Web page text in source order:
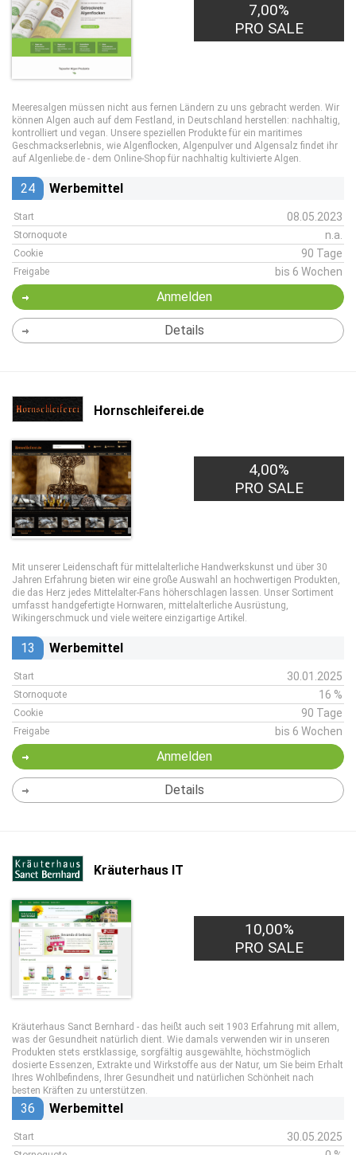
7,00%
PRO SALE
Meeresalgen müssen nicht aus fernen Ländern zu uns gebracht werden. Wir
können Algen auch auf dem Festland, in Deutschland herstellen: nachhaltig,
kontrolliert und vegan. Unsere speziellen Produkte für ein maritimes
Geschmackserlebnis, wie Algenflocken, Algenpulver und Algensalz findet ihr
auf Algenliebe.de - dem Online-Shop für nachhaltig kultivierte Algen.
24 Werbemittel
Start 08.05.2023
Stornoquote n.a.
Cookie 90 Tage
Freigabe bis 6 Wochen
Anmelden
Details
Hornschleiferei.de
4,00%
PRO SALE
Mit unserer Leidenschaft für mittelalterliche Handwerkskunst und über 30
Jahren Erfahrung bieten wir eine große Auswahl an hochwertigen Produkten,
die das Herz jedes Mittelalter-Fans höherschlagen lassen. Unser Sortiment
umfasst handgefertigte Hornwaren, mittelalterliche Ausrüstung,
Wikingerschmuck und viele weitere einzigartige Artikel.
13 Werbemittel
Start 30.01.2025
Stornoquote 16 %
Cookie 90 Tage
Freigabe bis 6 Wochen
Anmelden
Details
Kräuterhaus IT
10,00%
PRO SALE
Kräuterhaus Sanct Bernhard - das heißt auch seit 1903 Erfahrung mit allem,
was der Gesundheit natürlich dient. Wie damals verwenden wir in unseren
Produkten stets erstklassige, sorgfältig ausgewählte, höchstmöglich
dosierte Essenzen, Extrakte und Wirkstoffe aus der Natur, um Sie beim Erhalt
Ihres Wohlbefindens, Ihrer Gesundheit und natürlichen Schönheit nach
besten Kräften zu unterstützen.
36 Werbemittel
Start 30.05.2025